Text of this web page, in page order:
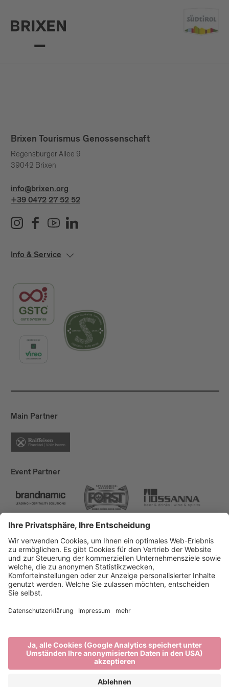
Brixen Tourismus Genossenschaft
Regensburger Allee 9
39042 Brixen
info@brixen.org
+39 0472 27 52 52
Info & Service
Main Partner
Event Partner
Brixen Tourismus
Privacy
Impressum
Förderungen
produced by